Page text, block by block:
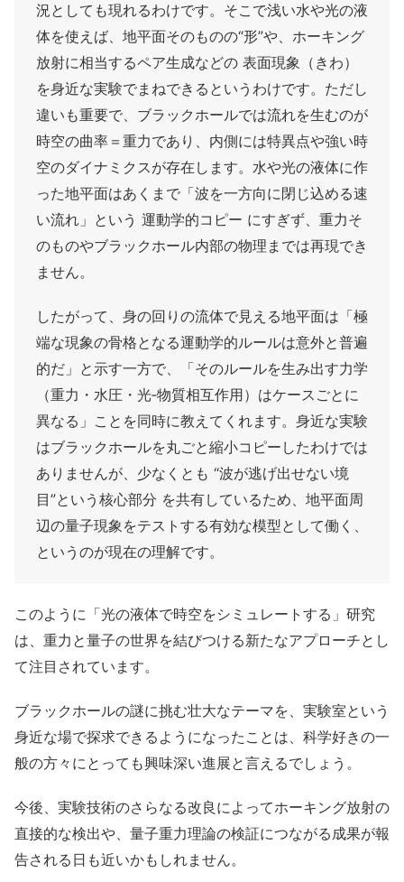
況としても現れるわけです。そこで浅い水や光の液
体を使えば、地平面そのものの“形”や、ホーキング
放射に相当するペア生成などの 表面現象（きわ）
を身近な実験でまねできるというわけです。ただし
違いも重要で、ブラックホールでは流れを生むのが
時空の曲率＝重力であり、内側には特異点や強い時
空のダイナミクスが存在します。水や光の液体に作
った地平面はあくまで「波を一方向に閉じ込める速
い流れ」という 運動学的コピー にすぎず、重力そ
のものやブラックホール内部の物理までは再現でき
ません。
したがって、身の回りの流体で見える地平面は「極
端な現象の骨格となる運動学的ルールは意外と普遍
的だ」と示す一方で、「そのルールを生み出す力学
（重力・水圧・光‐物質相互作用）はケースごとに
異なる」ことを同時に教えてくれます。身近な実験
はブラックホールを丸ごと縮小コピーしたわけでは
ありませんが、少なくとも “波が逃げ出せない境
目”という核心部分 を共有しているため、地平面周
辺の量子現象をテストする有効な模型として働く、
というのが現在の理解です。
このように「光の液体で時空をシミュレートする」研究
は、重力と量子の世界を結びつける新たなアプローチとし
て注目されています。
ブラックホールの謎に挑む壮大なテーマを、実験室という
身近な場で探求できるようになったことは、科学好きの一
般の方々にとっても興味深い進展と言えるでしょう。
今後、実験技術のさらなる改良によってホーキング放射の
直接的な検出や、量子重力理論の検証につながる成果が報
告される日も近いかもしれません。